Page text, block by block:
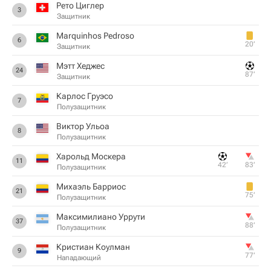
3 Рето Циглер
Защитник
6 Marquinhos Pedroso
Защитник 20‎’‎
24 Мэтт Хеджес
Защитник 87‎’‎
7 Карлос Груэсо
Полузащитник
8 Виктор Ульоа
Полузащитник
11 Харольд Москера
Полузащитник 42‎’‎ 83‎’‎
21 Михаэль Барриос
Полузащитник 75‎’‎
37 Максимилиано Уррути
Полузащитник 88‎’‎
9 Кристиан Коулман
Нападающий 77‎’‎